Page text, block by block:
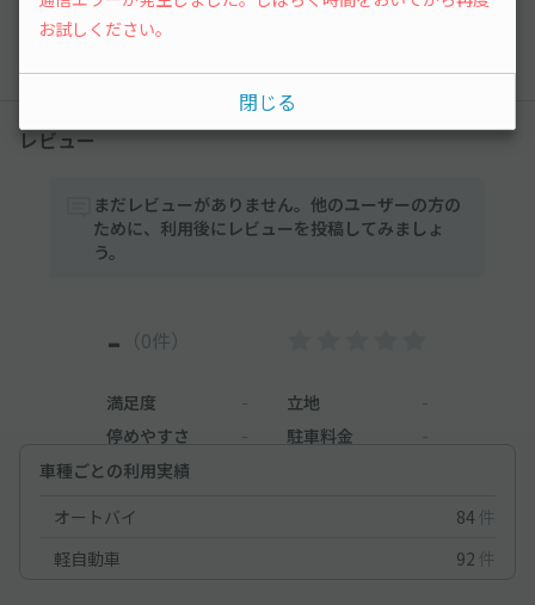
レビュー
まだレビューがありません。他のユーザーの方の
ために、利用後にレビューを投稿してみましょ
う。
- （0件）
満足度 - 立地
-
停めやすさ
- 駐車料金
-
車種ごとの利用実績
オートバイ
84 件
軽自動車
92 件
お試しください。
閉じる